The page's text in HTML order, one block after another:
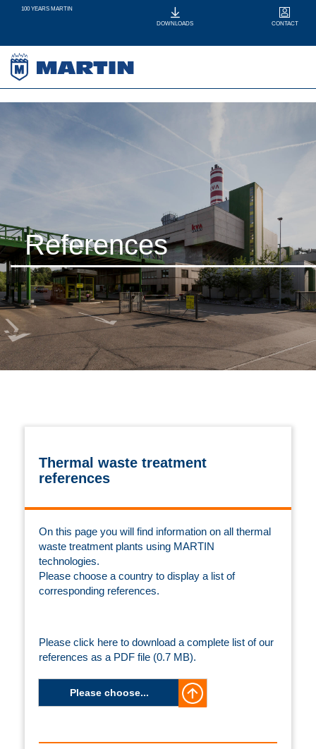
100 YEARS MARTIN
DOWNLOADS CONTACT
References
Thermal waste treatment
references
On this page you will find information on all thermal
waste treatment plants using MARTIN
technologies.
Please choose a country to display a list of
corresponding references.
Please click here to download a complete list of our
references as a PDF file (0.7 MB).
Please choose...